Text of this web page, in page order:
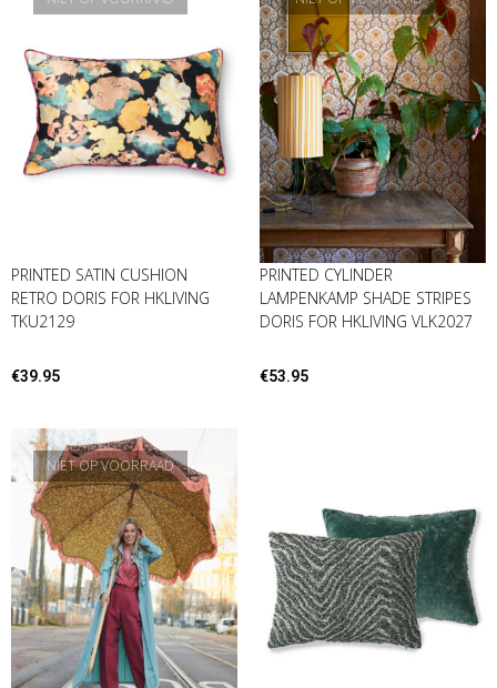
PRINTED SATIN CUSHION
RETRO DORIS FOR HKLIVING
TKU2129
€39.95
PRINTED CYLINDER
LAMPENKAMP SHADE STRIPES
DORIS FOR HKLIVING VLK2027
€53.95
NIET OP VOORRAAD